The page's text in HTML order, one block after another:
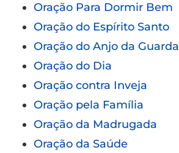
Oração Para Dormir Bem
Oração do Espírito Santo
Oração do Anjo da Guarda
Oração do Dia
Oração contra Inveja
Oração pela Família
Oração da Madrugada
Oração da Saúde